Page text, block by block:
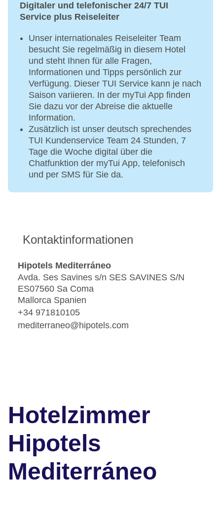
Digitaler und telefonischer 24/7 TUI
Service plus Reiseleiter
Unser internationales Reiseleiter Team
besucht Sie regelmäßig in diesem Hotel
und steht Ihnen für alle Fragen,
Informationen und Tipps persönlich zur
Verfügung. Dieser TUI Service kann je nach
Saison variieren. In der myTui App finden
Sie dazu vor der Abreise die aktuelle
Information.
Zusätzlich ist unser deutsch sprechendes
TUI Kundenservice Team 24 Stunden, 7
Tage die Woche digital über die
Chatfunktion der myTui App, telefonisch
und per SMS für Sie da.
Kontaktinformationen
Hipotels Mediterráneo
Avda. Ses Savines s/n SES SAVINES S/N
ES07560 Sa Coma
Mallorca Spanien
+34 971810105
mediterraneo@hipotels.com
Hotelzimmer
Hipotels
Mediterráneo